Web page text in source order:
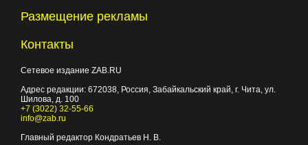
Размещение рекламы
Контакты
Сетевое издание ZAB.RU
Адрес редакции: 672038, Россия, Забайкальский край, г. Чита, ул.
Шилова, д. 100
+7 (3022) 32-55-66
info@zab.ru
Главный редактор Кондратьев Н. В.